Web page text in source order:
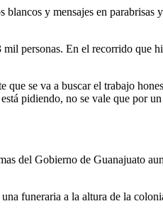
y mensajes en parabrisas
personas. En el recorrido que
que se va a buscar el trabajo
pidiendo, no se vale que por un
del Gobierno de Guanajuato
funeraria a la altura de la